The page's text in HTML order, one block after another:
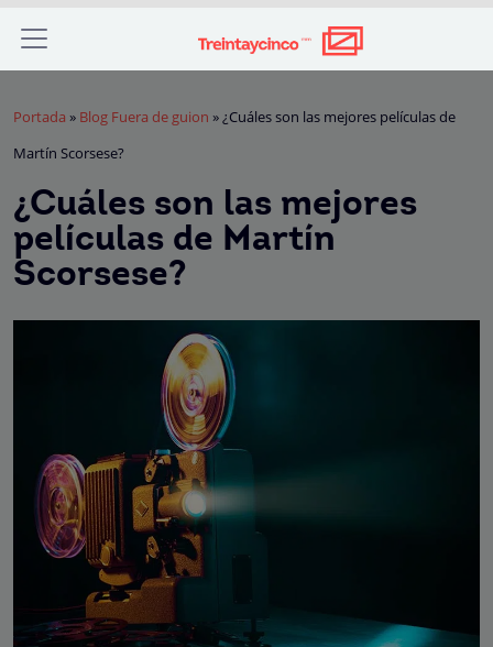
Portada » Blog Fuera de guion »¿Cuáles son las mejores películas de
Martín Scorsese?
¿Cuáles son las mejores
películas de Martín
Scorsese?